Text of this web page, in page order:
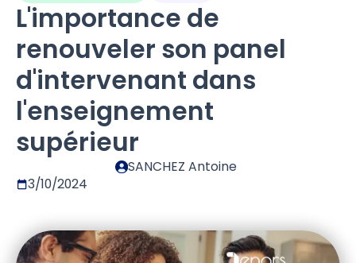
L'importance de
renouveler son panel
d'intervenant dans
l'enseignement
supérieur
SANCHEZ Antoine
3/10/2024